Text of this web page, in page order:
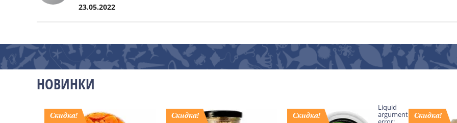
23.05.2022
НОВИНКИ
Liquid
argument